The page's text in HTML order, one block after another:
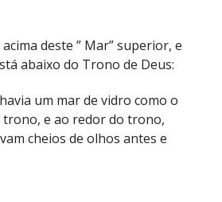
deste ” Mar” superior, e
abaixo do Trono de Deus:
um mar de vidro como o
trono, e ao redor do trono,
cheios de olhos antes e